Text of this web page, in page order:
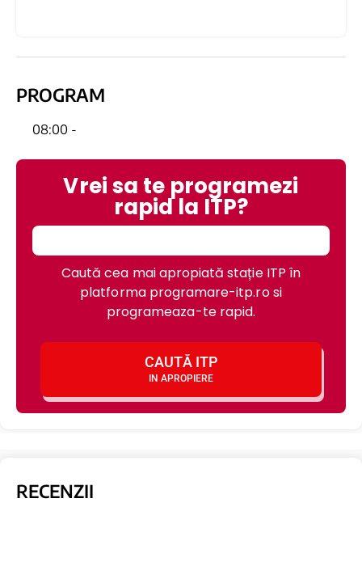
PROGRAM
08:00 -
Vrei sa te programezi
rapid la ITP?
Caută cea mai apropiată stație ITP în
platforma programare-itp.ro si
programeaza-te rapid.
CAUTĂ ITP
IN APROPIERE
RECENZII